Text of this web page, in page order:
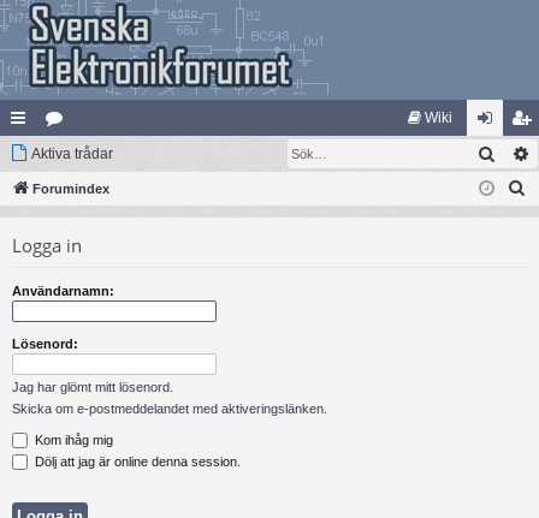
na
bb
ar
at
eg
er
Wiki
og
ga
li
m
Aktiva trådar Sök
Forumindex
Logga in
Användarnamn:
Lösenord:
Jag har glömt mitt lösenord.
Skicka om e-postmeddelandet med aktiveringslänken.
Kom ihåg mig
Dölj att jag är online denna session.